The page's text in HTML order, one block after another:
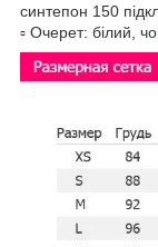
синтепон 150
▫ Очерет: білий,